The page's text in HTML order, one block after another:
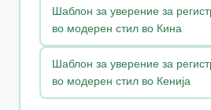
Шаблон за уверение за
во модерен стил во Кина
Шаблон за уверение за
во модерен стил во Кенија